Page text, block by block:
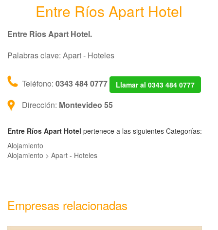
Entre Ríos Apart Hotel
Entre Rios Apart Hotel.
Palabras clave: Apart - Hoteles
Teléfono: 0343 484 0777 Llamar al 0343 484 0777
Dirección: Montevideo 55
Entre Ríos Apart Hotel pertenece a las siguientes Categorías:
Alojamiento
Alojamiento > Apart - Hoteles
Empresas relacionadas